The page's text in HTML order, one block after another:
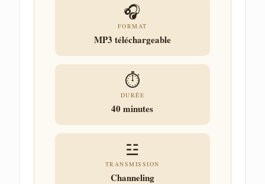
🎧
FORMAT
MP3 téléchargeable
⏱
DURÉE
40 minutes
☳
TRANSMISSION
Channeling